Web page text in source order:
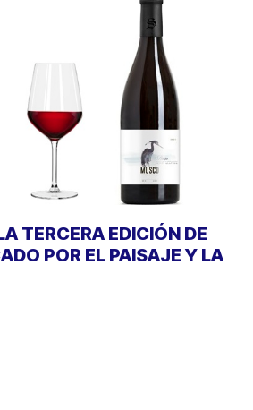
TERCERA EDICIÓN DE
POR EL PAISAJE Y LA